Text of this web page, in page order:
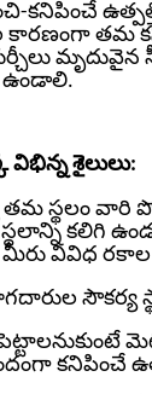
కనిపించే
కారణంగా తమ
మృదువైన
ఉండాలి.
శైలులు:
తమ స్థలం
కలిగి
వివిధ రకాల
సౌకర్య
కనిపించే